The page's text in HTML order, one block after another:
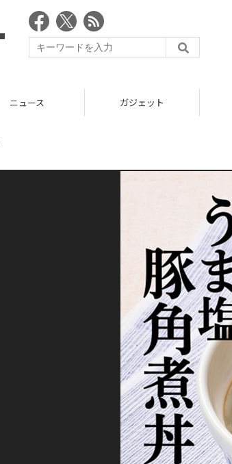
ニュース ガジェット